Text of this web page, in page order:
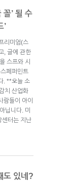
꼴’ 될 수
’
리미엄(스
, 글에 관한
스프와 시
페퍼민트
. **오늘 소
치 산업화
람들이 아이
닙니다. 미
센터는 지난
도 있네?